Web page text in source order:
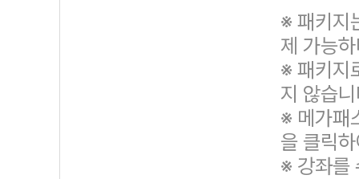
※ 패키지
제 가능
※ 패키지
지 않습
※ 메가패
을 클릭
※ 강좌를